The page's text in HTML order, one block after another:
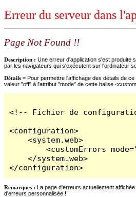
Erreur du serveur dans
Page Not Found !!
Description : Une erreur d'application s'est produite
par les navigateurs qui s'exécutent sur l'ordinateur
Détails = Pour permettre l'affichage des détails de
valeur "off" à l'attribut "mode" de cette balise
<!-- Fichier de
<configuration>
    <system.web>
<customErrors
    </system.web>
</configuration>
Remarques : La page d'erreurs actuellement
d'erreurs personnalisée !